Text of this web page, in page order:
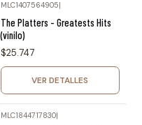
MLC1407564905
The Platters - Greatests Hits
(vinilo)
$25.747
VER DETALLES
MLC1844717830|